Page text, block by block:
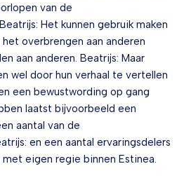
van de
Het kunnen gebruik maken
overbrengen aan anderen
aan anderen. Beatrijs: Maar
wel door hun verhaal te vertellen
een bewustwording op gang
laatst bijvoorbeeld een
aantal van de
en een aantal ervaringsdelers
eigen regie binnen Estinea.